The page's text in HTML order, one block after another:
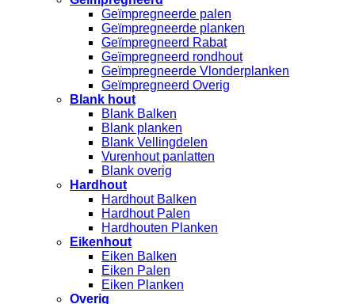
Geïmpregneerde palen
Geïmpregneerde planken
Geïmpregneerd Rabat
Geïmpregneerd rondhout
Geïmpregneerde Vlonderplanken
Geïmpregneerd Overig
Blank hout
Blank Balken
Blank planken
Blank Vellingdelen
Vurenhout panlatten
Blank overig
Hardhout
Hardhout Balken
Hardhout Palen
Hardhouten Planken
Eikenhout
Eiken Balken
Eiken Palen
Eiken Planken
Overig